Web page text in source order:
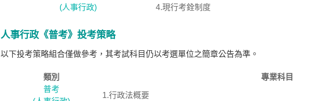
4.現行考銓制度
(人事行政)
人事行政《普考》投考策略
以下投考策略組合僅做參考，其考試科目仍以考選單位之簡章公告為準。
類別
專業科目
普考
1.行政法概要